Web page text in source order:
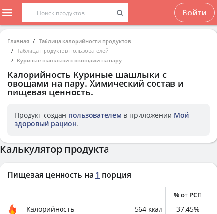
Войти
Главная
Таблица калорийности продуктов
Таблица продуктов пользователей
Куриные шашлыки с овощами на пару
Калорийность Куриные шашлыки с
овощами на пару. Химический состав и
пищевая ценность.
Продукт создан пользователем в приложении Мой
здоровый рацион.
Калькулятор продукта
Пищевая ценность на 1 порция
% от РСП
Калорийность 564 ккал 37.45%